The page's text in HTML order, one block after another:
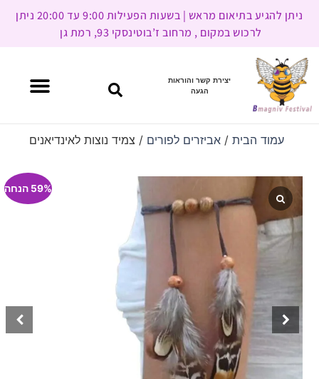
ניתן להגיע בתיאום מראש | בשעות הפעילות 9:00 עד 20:00 ניתן
לרכוש במקום , מרחוב ז’בוטינסקי 93, רמת גן
יצירת קשר והוראות
הגעה
עמוד הבית/ אביזרים לפורים / צמיד נוצות לאינדיאנים
59% הנחה